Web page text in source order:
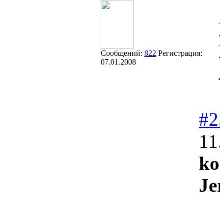
Сообщений: 822 Регистрация:
07.01.2008